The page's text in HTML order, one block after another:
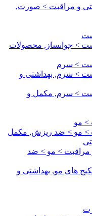
و مراقبت > صورت,
> جوانساز, محصولات
> سرم
> سرم, بهداشتی و
> سرم, مکمل و
> مو
> مو > ضد ریزش, مکمل
مراقبت > مو > ضد
های مو, بهداشتی و